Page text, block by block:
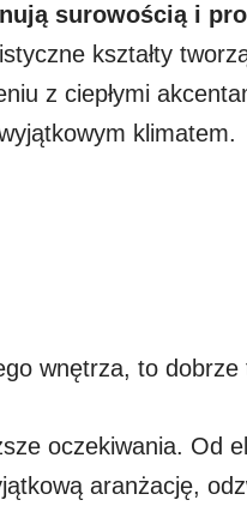
surowością i
kształty
z ciepłymi
klimatem.
wnętrza, to dobrze
oczekiwania. Od
aranżację,